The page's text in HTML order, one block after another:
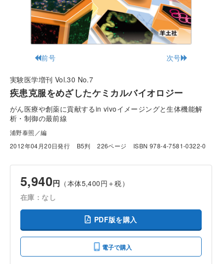
前号 次号
実験医学増刊 Vol.30 No.7
疾患克服をめざしたケミカルバイオロジー
がん医療や創薬に貢献するin vivoイメージングと生体機能解
析・制御の最前線
浦野泰照／編
2012年04月20日発行
B5判 226ページ ISBN 978-4-7581-0322-0
5,940円 （本体5,400円＋税）
在庫：なし
PDF版を購入
電子で購入